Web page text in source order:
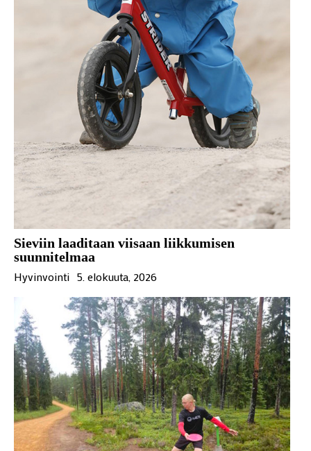
Sieviin laaditaan viisaan liikkumisen
suunnitelmaa
Hyvinvointi 5. elokuuta, 2026